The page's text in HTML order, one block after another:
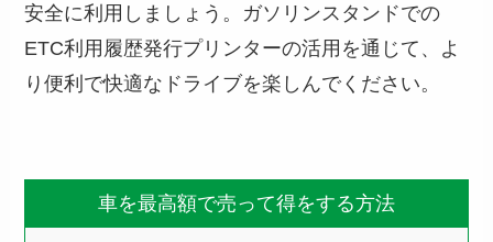
安全に利用しましょう。ガソリンスタンドでの
ETC利用履歴発行プリンターの活用を通じて、よ
り便利で快適なドライブを楽しんでください。
車を最高額で売って得をする方法